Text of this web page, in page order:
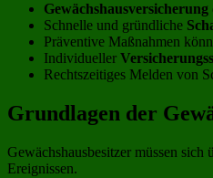
Gewächshausversicherung
Schnelle und gründliche
Präventive Maßnahmen
Individueller
Rechtszeitiges Melden von
Grundlagen der
Gewächshausbesitzer müssen sich
Ereignissen.